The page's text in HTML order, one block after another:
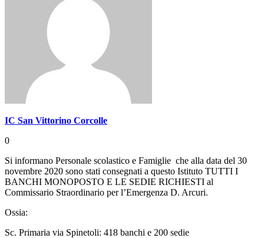
IC San Vittorino Corcolle
0
Si informano Personale scolastico e Famiglie che alla data del 30
novembre 2020 sono stati consegnati a questo Istituto TUTTI I
BANCHI MONOPOSTO E LE SEDIE RICHIESTI al
Commissario Straordinario per l’Emergenza D. Arcuri.
Ossia:
Sc. Primaria via Spinetoli: 418 banchi e 200 sedie